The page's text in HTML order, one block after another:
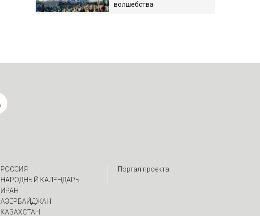
волшебства
РОССИЯ
НАРОДНЫЙ КАЛЕНДАРЬ
ИРАН
АЗЕРБАЙДЖАН
КАЗАХСТАН
Портал проекта